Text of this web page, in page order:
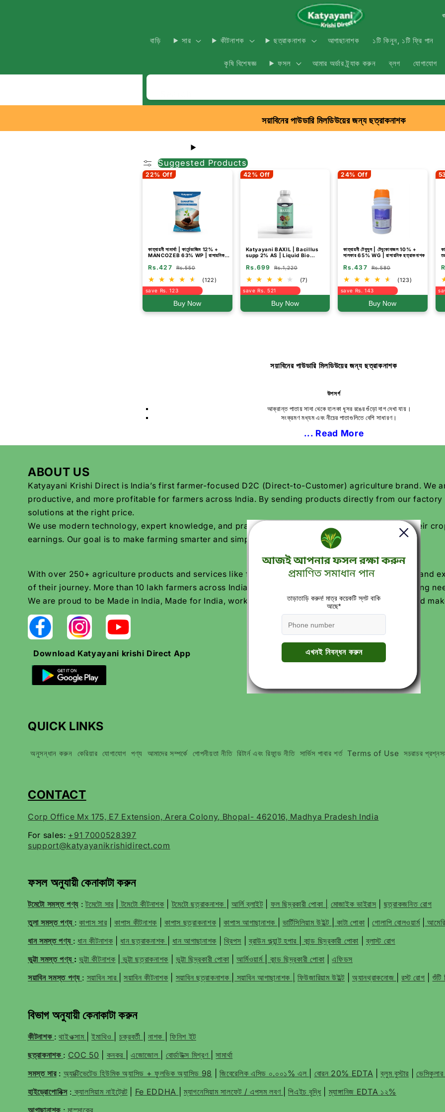
বাড়ি সার কীটনাশক ছত্রাকনাশক আগাছানাশক ১টি কিনুন, ১টি ফ্রি পান
কৃষি বিশেষজ্ঞ ফসল আমার অর্ডার ট্র্যাক করুন ব্লগ যোগাযোগ
সয়াবিনের পাউডারি মিলডিউয়ের জন্য ছত্রাকনাশক
Suggested Products
22% Off
কাত্যায়নী সামার্থা | কার্বেন্ডাজিম 12% +
MANCOZEB 63% WP | রাসায়নিক
Rs.427 Rs.550
(122)
save Rs. 123
Buy Now
42% Off
Katyayani BAXIL | Bacillus
supp 2% AS | Liquid Bio
Rs.699 Rs.1,220
(7)
save Rs. 521
Buy Now
24% Off
কাত্যায়নী টেবুসুল | টেবুকোনাজল 10% +
সালফার 65% WG | রাসায়নিক ছত্রাকনাশক
Rs.437 Rs.580
(123)
save Rs. 143
Buy Now
সয়াবিনের পাউডারি মিলডিউয়ের জন্য ছত্রাকনাশক
উপসর্গ
আক্রান্ত পাতায় সাদা থেকে হালকা ধূসর রঙের গুঁড়ো দাগ দেখা যায়।
সংক্রমণ মধ্যম এবং নীচের পাতাগুলিতে বেশি সাধারণ।
... Read More
ABOUT US
Katyayani Krishi Direct is India’s first farmer-focused D2C (Direct-to-Customer) agriculture brand. We
productive, and more profitable for farmers across India. By sending products directly from our
solutions at the right price.
We use modern technology, expert knowledge, and practical solutions to help farmers improve their
earnings. Our goal is to make farming smarter and simpler for every farmer.
With over 250+ agriculture products and services like free crop calendars, soil and water testing, and
of their journey. More than 10 lakh farmers across India trust Katyayani Krishi Direct for their farming
We are proud to be Made in India, Made for India, working every day to grow Indian agriculture and
Download Katyayani krishi Direct App
QUICK LINKS
অনুসন্ধান করুন কেরিয়ার যোগাযোগ পণ্য আমাদের সম্পর্কে গোপনীয়তা নীতি রিটার্ন এবং রিফান্ড নীতি সার্ভিস পাবার শর্ত Terms of Use সচরাচর
CONTACT
Corp Office Mx 175, E7 Extension, Arera Colony, Bhopal- 462016, Madhya Pradesh India
For sales: +91 7000528397
support@katyayanikrishidirect.com
ফসল অনুযায়ী কেনাকাটা করুন
টমেটো সমস্ত পণ্য:টমেটো সার| টমেটো কীটনাশক |টমেটো ছত্রাকনাশক আর্লি ব্লাইট| ফল ছিদ্রকারী পোকা | মোজাইক ভাইরাস
ছত্রাকজনিত রোগ
তুলা সমস্ত পণ্য :কাপাস সার|কাপাস কীটনাশক |কাপাস ছত্রাকনাশক |কাপাস আগাছানাশক ভার্টিসিলিয়াম উইল্ট কাটা পোকা |গোলাপি বোলওয়ার্ম|
ধান সমস্ত পণ্য : ধান কীটনাশক ধান ছত্রাকনাশক ধান আগাছানাশক থ্রিপস |ব্রাউন প্ল্যান্ট হপার কান্ড ছিদ্রকারী পোকা |ব্লাস্ট রোগ
ভুট্টা সমস্ত পণ্য : ভুট্টা কীটনাশক ভুট্টা ছত্রাকনাশক |ভুট্টা ছিদ্রকারী পোকা |আর্মিওয়ার্ম কান্ড ছিদ্রকারী পোকা |এফিডস
সয়াবিন সমস্ত পণ্য : সয়াবিন সার |সয়াবিন কীটনাশক সয়াবিন ছত্রাকনাশক সয়াবিন আগাছানাশক | ফিউজারিয়াম উইল্ট |অ্যানথ্রাকনোজ |রস্ট রোগ শুঁটি
বিভাগ অনুযায়ী কেনাকাটা করুন
কীটনাশক :থাইওক্সাম |ইমাথিও চক্রবর্তী |নাশক
ফিনিশ ইট
ছত্রাকনাশক : COC 50 কনকর |এজোজোল বোর্ডাউক্স মিশ্রণ |সামার্থা
সমস্ত সার: অ্যাক্টিভেটেড হিউমিক অ্যাসিড + ফুলভিক অ্যাসিড 98 জিবেরেলিক এসিড ০.০০১% এল বোরন 20% EDTA |ব্লুম বুস্টার|
হাইড্রোপোনিক্স : ক্যালসিয়াম নাইট্রেট| Fe EDDHA |ম্যাগনেসিয়াম সালফেট / এপসম লবণ |পিএইচ বৃদ্ধি|ম্যাঙ্গানিজ EDTA ১২%